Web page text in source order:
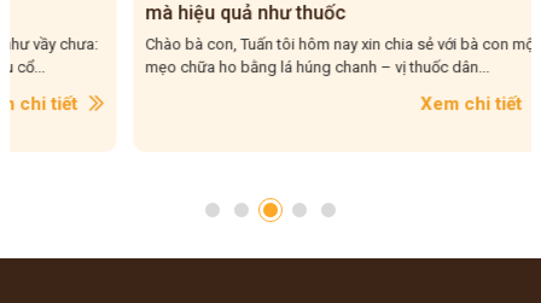
mà hiệu quả như thuốc
Chào bà con, Tuấn tôi hôm nay xin chia sẻ với bà con một
mẹo chữa ho bằng lá húng chanh – vị thuốc dân...
Tuấn
Tuấn tôi
trong